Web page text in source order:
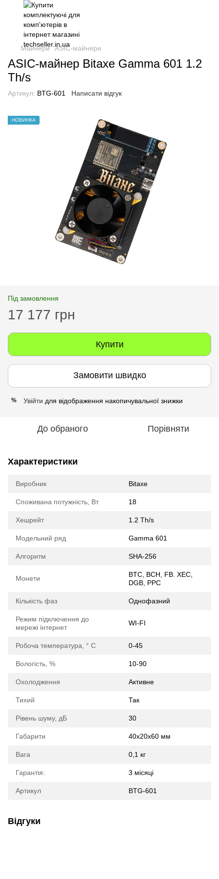
Майнери ASIC-майнери
ASIC-майнер Bitaxe Gamma 601 1.2
Th/s
Артикул: BTG-601 Написати відгук
НОВИНКА
Під замовлення
17 177 грн
Купити
Замовити швидко
% Увійти для відображення накопичувальної знижки
До обраного Порівняти
Характеристики
Виробник Bitaxe
Споживана потужність, Вт 18
Хешрейт 1.2 Th/s
Модельний ряд Gamma 601
Алгоритм SHA-256
Монети
BTC, BCH, FB. XEC,
DGB, PPC
Кількість фаз Oднофазний
Режим підключення до
мережі інтернет
WI-FI
Робоча температура, ° С 0-45
Вологість, % 10-90
Охолодження Активне
Тихий Так
Рівень шуму, дБ 30
Габарити 40x20x60 мм
Вага 0,1 кг
Гарантія: 3 місяці
Артикул BTG-601
Відгуки